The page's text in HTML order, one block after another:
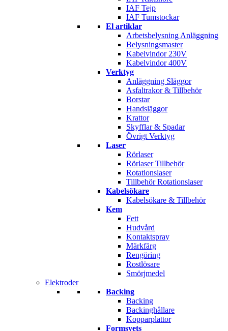
IAF Tejp
IAF Tumstockar
El artiklar
Arbetsbelysning Anläggning
Belysningsmaster
Kabelvindor 230V
Kabelvindor 400V
Verktyg
Anläggning Släggor
Asfaltrakor & Tillbehör
Borstar
Handsläggor
Krattor
Skyfflar & Spadar
Övrigt Verktyg
Laser
Rörlaser
Rörlaser Tillbehör
Rotationslaser
Tillbehör Rotationslaser
Kabelsökare
Kabelsökare & Tillbehör
Kem
Fett
Hudvård
Kontaktspray
Märkfärg
Rengöring
Rostlösare
Smörjmedel
Elektroder
Backing
Backing
Backinghållare
Kopparplattor
Formsvets